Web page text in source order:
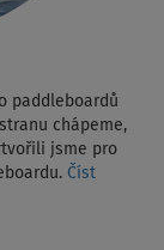
paddleboardů
chápeme,
jsme pro
Číst